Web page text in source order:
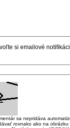
si emailové
sa nepridáva
rovnako ako na